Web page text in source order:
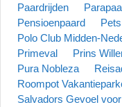
Paardrijden
Pensioenpaard
Polo Club Midden-
Primeval
Prins
Pura Nobleza
Roompot
Salvadors Gevoel